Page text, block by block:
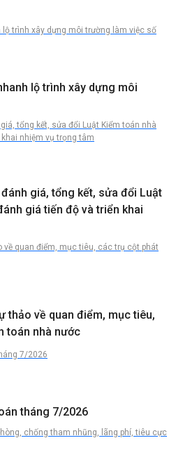
lộ trình xây dựng môi
giá, tổng kết, sửa đổi Luật
giá tiến độ và triển khai
thảo về quan điểm, mục tiêu,
toán nhà nước
tháng 7/2026